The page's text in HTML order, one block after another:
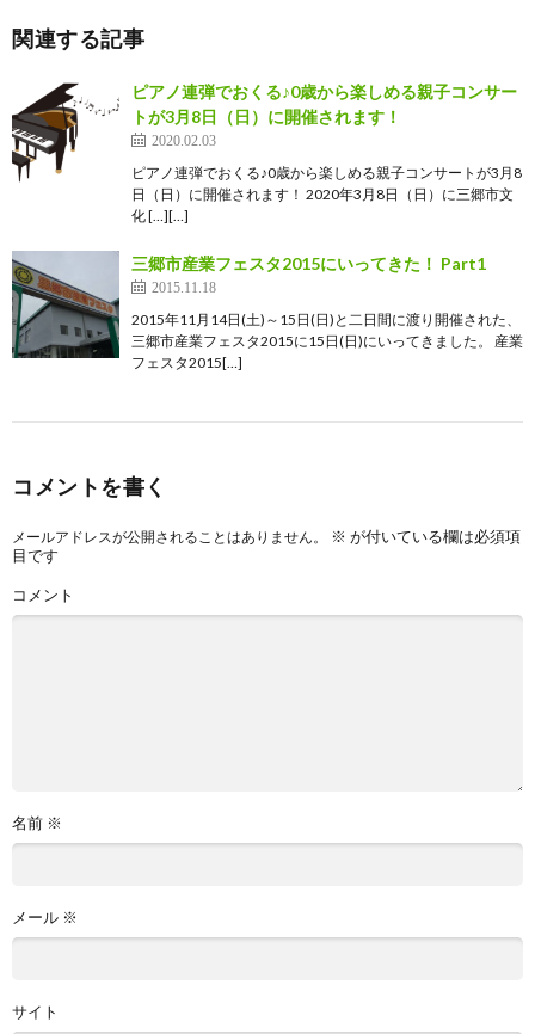
関連する記事
ピアノ連弾でおくる♪0歳から楽しめる親子コンサー
トが3月8日（日）に開催されます！
2020.02.03
ピアノ連弾でおくる♪0歳から楽しめる親子コンサートが3月8
日（日）に開催されます！ 2020年3月8日（日）に三郷市文
化 […][…]
三郷市産業フェスタ2015にいってきた！ Part1
2015.11.18
2015年11月14日(土)～15日(日)と二日間に渡り開催された、
三郷市産業フェスタ2015に15日(日)にいってきました。 産業
フェスタ2015[…]
コメントを書く
メールアドレスが公開されることはありません。 ※ が付いている欄は必須項
目です
コメント
名前 ※
メール ※
サイト